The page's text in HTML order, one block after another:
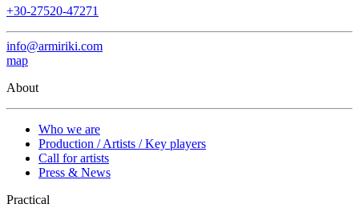
+30-27520-47271
info@armiriki.com
map
About
Who we are
Production / Artists / Key players
Call for artists
Press & News
Practical